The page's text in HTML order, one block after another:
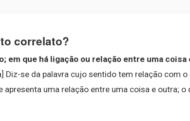
correlato?
em que há ligação ou relação entre uma coisa
Diz-se da palavra cujo sentido tem relação com
apresenta uma relação entre uma coisa e outra;